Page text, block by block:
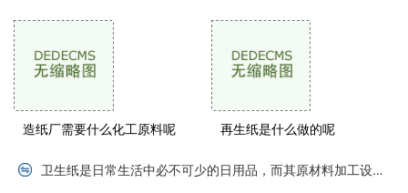
造纸厂需要什么化工原料呢 再生纸是什么做的呢
卫生纸是日常生活中必不可少的日用品，而其原材料加工设备也是卫生纸生产过程中不可或缺的一环。今天本文将为大家详细介绍卫生纸原材料加工设备有哪些。卫生纸的原材料主要包